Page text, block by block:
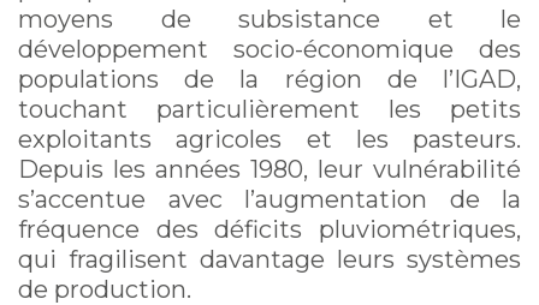
moyens de subsistance et le
développement socio-économique des
populations de la région de l’IGAD,
touchant particulièrement les petits
exploitants agricoles et les pasteurs.
Depuis les années 1980, leur vulnérabilité
s’accentue avec l’augmentation de la
fréquence des déficits pluviométriques,
qui fragilisent davantage leurs systèmes
de production.